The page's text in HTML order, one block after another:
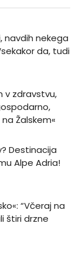
navdih nekega
da, tudi
v zdravstvu,
Žalskem«
Destinacija
Alpe Adria!
“Včeraj na
štiri drzne